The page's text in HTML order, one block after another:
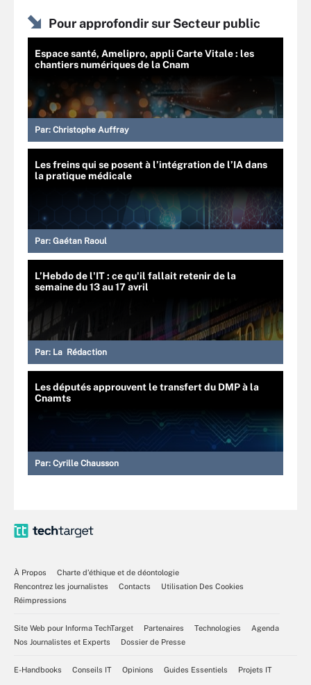
Pour approfondir sur Secteur public
Espace santé, Amelipro, appli Carte Vitale : les
chantiers numériques de la Cnam
Par: Christophe Auffray
Les freins qui se posent à l’intégration de l’IA dans
la pratique médicale
Par: Gaétan Raoul
L’Hebdo de l'IT : ce qu'il fallait retenir de la
semaine du 13 au 17 avril
Par: La Rédaction
Les députés approuvent le transfert du DMP à la
Cnamts
Par: Cyrille Chausson
À Propos
Charte d’éthique et de déontologie
Rencontrez les journalistes
Contacts
Utilisation Des Cookies
Réimpressions
Site Web pour Informa TechTarget Partenaires Technologies
Agenda
Nos Journalistes et Experts
Dossier de Presse
E-Handbooks Conseils IT Opinions Guides Essentiels Projets IT